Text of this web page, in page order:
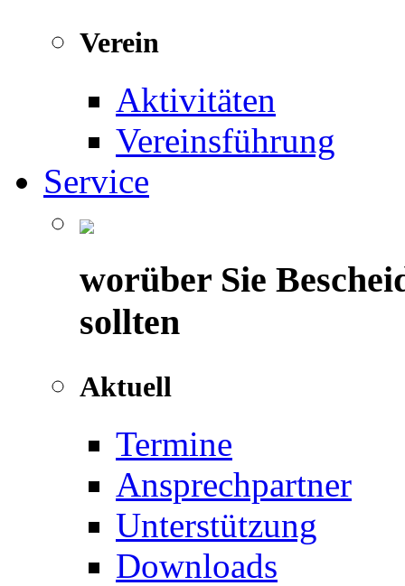
Verein
Aktivitäten
Vereinsführung
Service
worüber Sie
sollten
Aktuell
Termine
Ansprechpartner
Unterstützung
Downloads